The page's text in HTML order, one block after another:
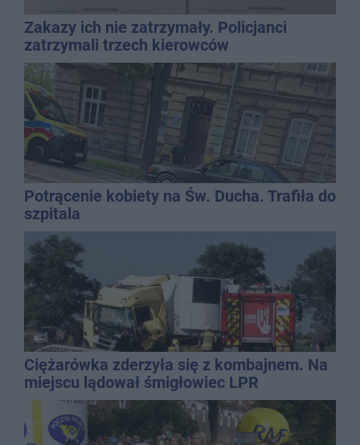
Zakazy ich nie zatrzymały. Policjanci
zatrzymali trzech kierowców
Potrącenie kobiety na Św. Ducha. Trafiła do
szpitala
Ciężarówka zderzyła się z kombajnem. Na
miejscu lądował śmigłowiec LPR